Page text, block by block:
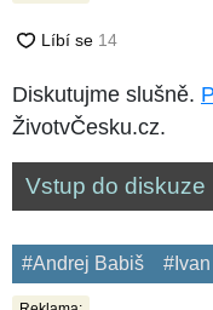
Diskutujme slušně.
ŽivotvČesku.cz.
Vstup do diskuze
#Andrej Babiš